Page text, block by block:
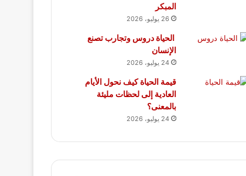
المبكر
26 يوليو، 2026
الحياة دروس وتجارب تصنع
الإنسان
24 يوليو، 2026
قيمة الحياة كيف نحول الأيام
العادية إلى لحظات مليئة
بالمعنى؟
24 يوليو، 2026